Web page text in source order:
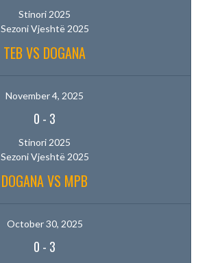
Stinori 2025
Sezoni Vjeshtë 2025
TEB VS DOGANA
November 4, 2025
0 - 3
Stinori 2025
Sezoni Vjeshtë 2025
DOGANA VS MPB
October 30, 2025
0 - 3